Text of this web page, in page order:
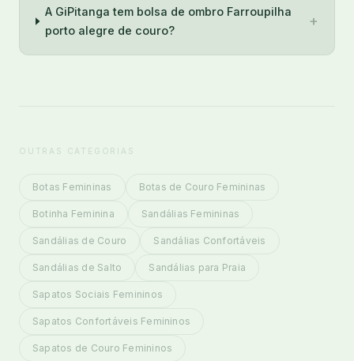
A GiPitanga tem bolsa de ombro Farroupilha
porto alegre de couro?
+
OUTRAS CATEGORIAS
Botas Femininas Botas de Couro Femininas
Botinha Feminina Sandálias Femininas
Sandálias de Couro Sandálias Confortáveis
Sandálias de Salto Sandálias para Praia
Sapatos Sociais Femininos
Sapatos Confortáveis Femininos
Sapatos de Couro Femininos